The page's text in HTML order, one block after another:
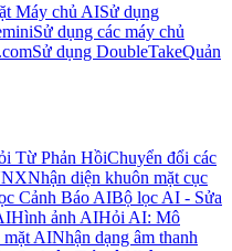
Máy chủ AISử dụng
Sử dụng các máy chủ
Sử dụng DoubleTakeQuản
Từ Phản HồiChuyển đổi các
Nhận diện khuôn mặt cục
Cảnh Báo AIBộ lọc AI - Sửa
Hình ảnh AIHỏi AI: Mô
mặt AINhận dạng âm thanh